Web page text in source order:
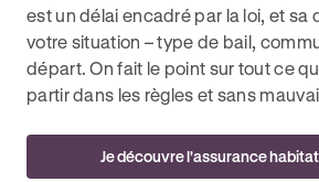
est un délai encadré par la loi, et sa
votre situation – type de bail,
départ. On fait le point sur tout ce
partir dans les règles et sans
Je découvre l'assurance